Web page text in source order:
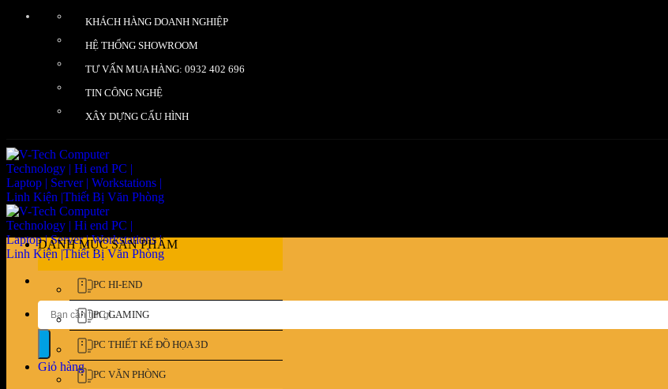
KHÁCH HÀNG DOANH NGHIỆP
HỆ THỐNG SHOWROOM
TƯ VẤN MUA HÀNG: 0932 402 696
TIN CÔNG NGHỆ
XÂY DỰNG CẤU HÌNH
Tìm
kiếm:
Giỏ hàng
DANH MỤC SẢN PHẨM
PC HI-END
PC GAMING
PC THIẾT KẾ ĐỒ HỌA 3D
PC VĂN PHÒNG